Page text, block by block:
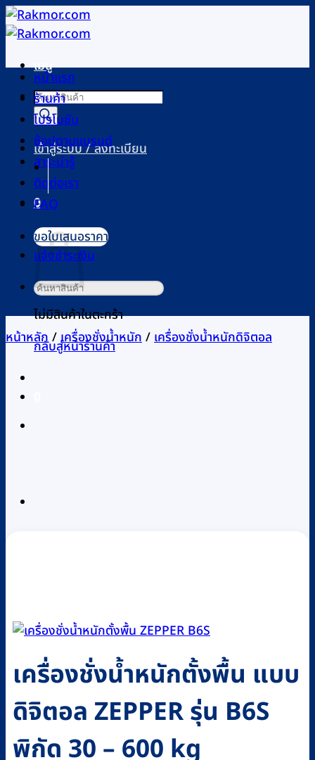
ข้าม
ไป
เนื้อหาเมนู
Products
search
เข้าสู่ระบบ / ลงทะเบียน
0
ไม่มีสินค้าในตะกร้า
กลับสู่หน้าร้านค้า
หน้าแรก
ร้านค้า
โปรโมชัน
ช้อปตามแบรนด์
สาระน่ารู้
ติดต่อเรา
FAQ
ขอใบเสนอราคา
แจ้งชำระเงิน
ค้นหา:
หน้าหลัก/เครื่องชั่งน้ำหนัก/เครื่องชั่งน้ำหนักดิจิตอล
เครื่องชั่งน้ำหนักตั้งพื้น แบบ
ดิจิตอล ZEPPER รุ่น B6S
พิกัด 30 – 600 kg